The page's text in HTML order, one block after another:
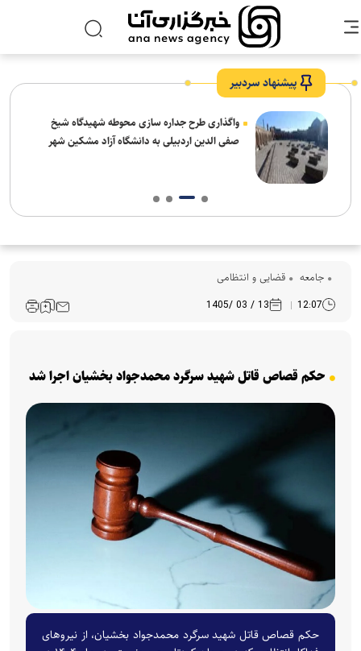
پیشنهاد سردبیر
واگذاری طرح جداره سازی محوطه شهیدگاه شیخ
صفی الدین اردبیلی به دانشگاه آزاد مشکین شهر
جامعه قضایی و انتظامی
12:07
13 / 03 /1405
حکم قصاص قاتل شهید سرگرد محمدجواد بخشیان اجرا شد
حکم قصاص قاتل شهید سرگرد محمدجواد بخشیان، از نیروهای